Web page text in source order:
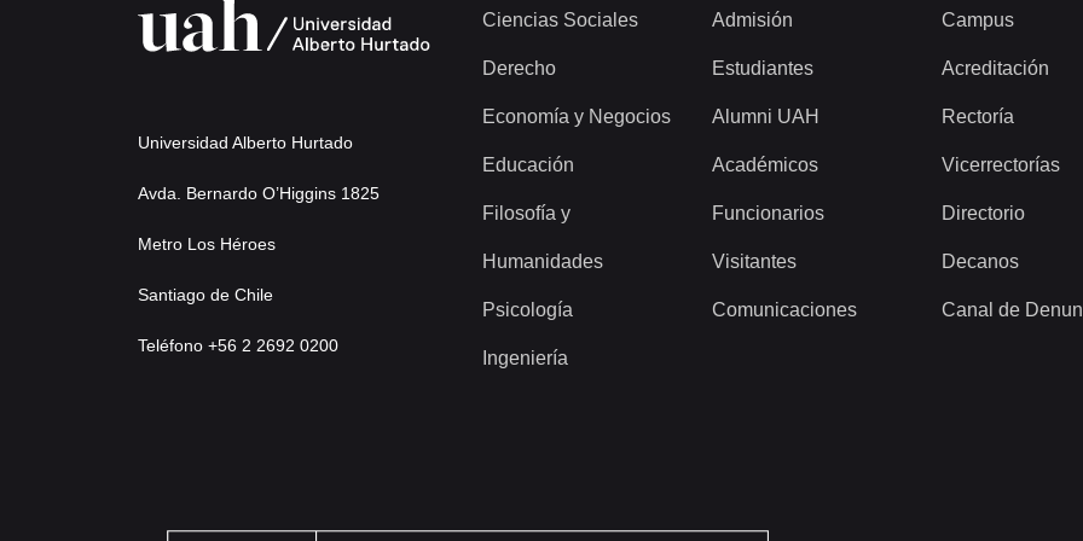
Universidad Alberto Hurtado
Avda. Bernardo O’Higgins 1825
Metro Los Héroes
Santiago de Chile
Teléfono +56 2 2692 0200
Ciencias Sociales
Derecho
Economía y Negocios
Educación
Filosofía y
Humanidades
Psicología
Ingeniería
Admisión
Estudiantes
Alumni UAH
Académicos
Funcionarios
Visitantes
Comunicaciones
Campus
Acreditación
Rectoría
Vicerrectorías
Directorio
Decanos
Canal de